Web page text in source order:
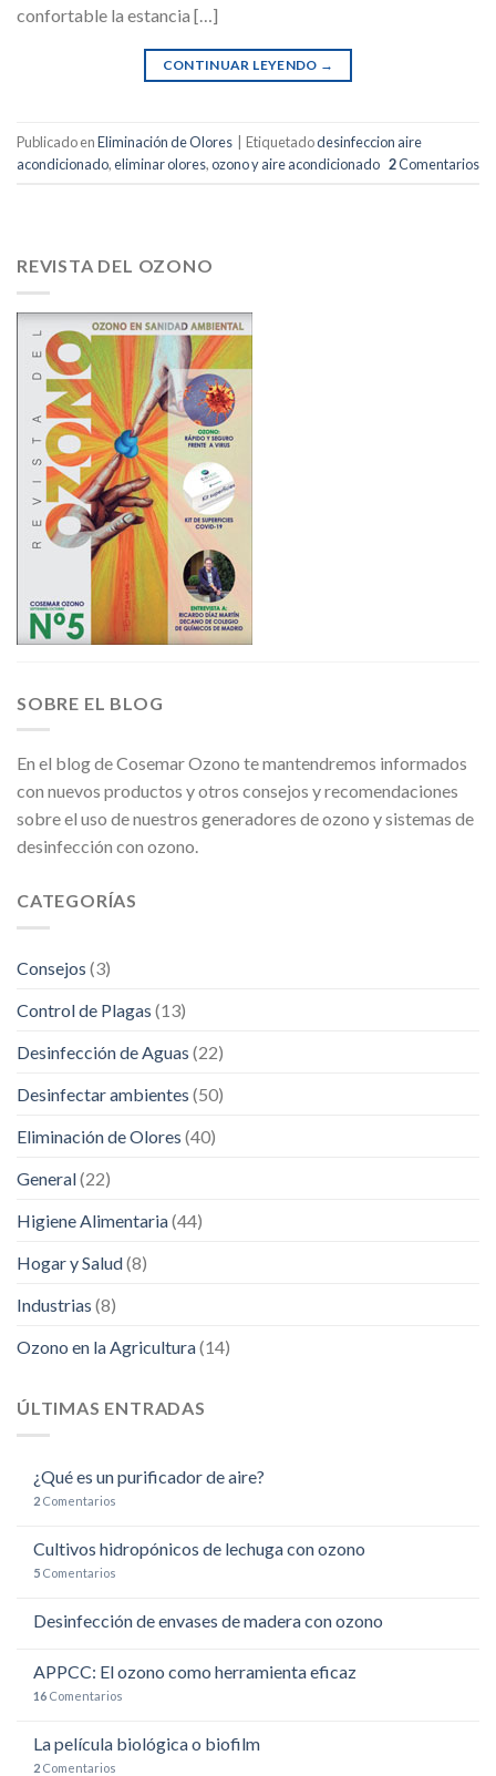
confortable la estancia […]
CONTINUAR LEYENDO →
Publicado enEliminación de Olores Etiquetadodesinfeccion aire
acondicionado,eliminar olores,ozono y aire acondicionado 2Comentarios
REVISTA DEL OZONO
SOBRE EL BLOG
En el blog de Cosemar Ozono te mantendremos informados
con nuevos productos y otros consejos y recomendaciones
sobre el uso de nuestros generadores de ozono y sistemas de
desinfección con ozono.
CATEGORÍAS
Consejos (3)
Control de Plagas (13)
Desinfección de Aguas (22)
Desinfectar ambientes (50)
Eliminación de Olores (40)
General(22)
Higiene Alimentaria(44)
Hogar y Salud(8)
Industrias (8)
Ozono en la Agricultura(14)
ÚLTIMAS ENTRADAS
¿Qué es un purificador de aire?
2 Comentarios
Cultivos hidropónicos de lechuga con ozono
5 Comentarios
Desinfección de envases de madera con ozono
APPCC: El ozono como herramienta eficaz
16 Comentarios
La película biológica o biofilm
2 Comentarios